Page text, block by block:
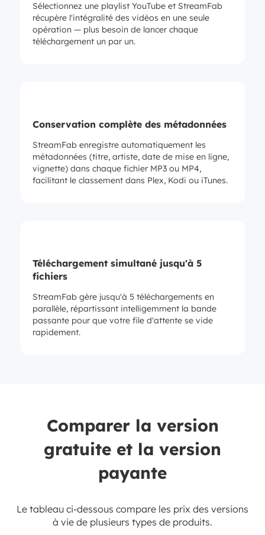
Sélectionnez une playlist YouTube et StreamFab
récupère l'intégralité des vidéos en une seule
opération — plus besoin de lancer chaque
téléchargement un par un.
Conservation complète des métadonnées
StreamFab enregistre automatiquement les
métadonnées (titre, artiste, date de mise en ligne,
vignette) dans chaque fichier MP3 ou MP4,
facilitant le classement dans Plex, Kodi ou iTunes.
Téléchargement simultané jusqu'à 5
fichiers
StreamFab gère jusqu'à 5 téléchargements en
parallèle, répartissant intelligemment la bande
passante pour que votre file d'attente se vide
rapidement.
Comparer la version
gratuite et la version
payante
Le tableau ci-dessous compare les prix des versions
à vie de plusieurs types de produits.